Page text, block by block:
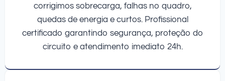
corrigimos sobrecarga, falhas no quadro,
quedas de energia e curtos. Profissional
certificado garantindo segurança, proteção do
circuito e atendimento imediato 24h.